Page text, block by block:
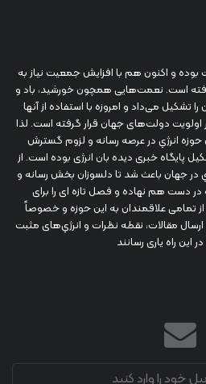
بوده و اکنون هم با افزایش جمعیت نیاز به
است. نعمت‌هایی همچون خورشید، باد و
تشکیل می‌داد و امروزه با استفاده از آنها
اولویت دولت‌های جهان قرار گرفته است. لذا
انرژي در عرصه رسانه و لزوم گسترش
پایگاه خبری دیده بان انرژی بوده است. از
در جهان باعث شد تا دلسوزان بخش رسانه و
دست هم نهاده و فصل تازه ای را برای
از تمامی علاقمندان به این حوزه و خصوصاً
مقالات، نقطه نظرات و انرژي‌های مثبت
این راه یاری رسانند